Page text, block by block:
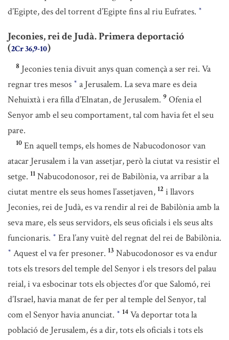
d’Egipte, des del torrent d’Egipte fins al riu Eufrates. *
Jeconies, rei de Judà. Primera deportació
(2Cr 36,9-10)
8 Jeconies tenia divuit anys quan començà a ser rei. Va
regnar tres mesos * a Jerusalem. La seva mare es deia
Nehuixtà i era filla d’Elnatan, de Jerusalem. 9 Ofenia el
Senyor amb el seu comportament, tal com havia fet el seu
pare.
10 En aquell temps, els homes de Nabucodonosor van
atacar Jerusalem i la van assetjar, però la ciutat va resistir el
setge. 11 Nabucodonosor, rei de Babilònia, va arribar a la
ciutat mentre els seus homes l’assetjaven, 12 i llavors
Jeconies, rei de Judà, es va rendir al rei de Babilònia amb la
seva mare, els seus servidors, els seus oficials i els seus alts
funcionaris. * Era l’any vuitè del regnat del rei de Babilònia.
* Aquest el va fer presoner. 13 Nabucodonosor es va endur
tots els tresors del temple del Senyor i els tresors del palau
reial, i va esbocinar tots els objectes d’or que Salomó, rei
d’Israel, havia manat de fer per al temple del Senyor, tal
com el Senyor havia anunciat. * 14 Va deportar tota la
població de Jerusalem, és a dir, tots els oficials i tots els